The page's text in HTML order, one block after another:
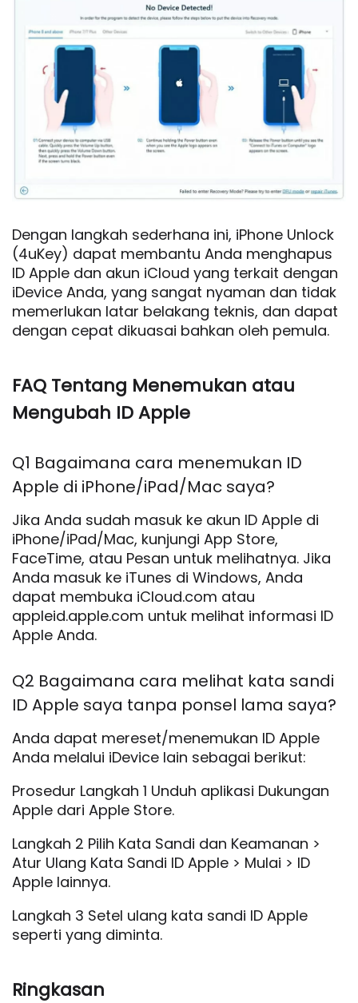
Dengan langkah sederhana ini, iPhone Unlock
(4uKey) dapat membantu Anda menghapus
ID Apple dan akun iCloud yang terkait dengan
iDevice Anda, yang sangat nyaman dan tidak
memerlukan latar belakang teknis, dan dapat
dengan cepat dikuasai bahkan oleh pemula.
FAQ Tentang Menemukan atau
Mengubah ID Apple
Q1 Bagaimana cara menemukan ID
Apple di iPhone/iPad/Mac saya?
Jika Anda sudah masuk ke akun ID Apple di
iPhone/iPad/Mac, kunjungi App Store,
FaceTime, atau Pesan untuk melihatnya. Jika
Anda masuk ke iTunes di Windows, Anda
dapat membuka iCloud.com atau
appleid.apple.com untuk melihat informasi ID
Apple Anda.
Q2 Bagaimana cara melihat kata sandi
ID Apple saya tanpa ponsel lama saya?
Anda dapat mereset/menemukan ID Apple
Anda melalui iDevice lain sebagai berikut:
Prosedur Langkah 1 Unduh aplikasi Dukungan
Apple dari Apple Store.
Langkah 2 Pilih Kata Sandi dan Keamanan >
Atur Ulang Kata Sandi ID Apple > Mulai > ID
Apple lainnya.
Langkah 3 Setel ulang kata sandi ID Apple
seperti yang diminta.
Ringkasan